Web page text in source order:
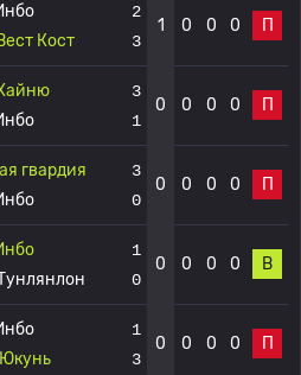
Кост
2
3
1 0 0 0 П
3
1
0 0 0 0 П
гвардия
3
0
0 0 0 0 П
1
0
0 0 0 0 В
1
3
0 0 0 0 П